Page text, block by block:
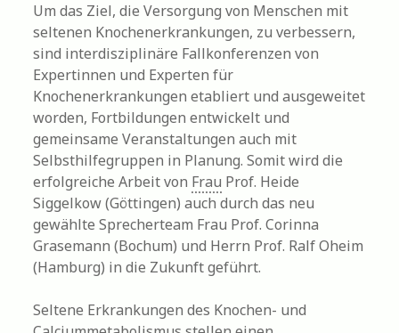
Um das Ziel, die Versorgung von Menschen mit
seltenen Knochenerkrankungen, zu verbessern,
sind interdisziplinäre Fallkonferenzen von
Expertinnen und Experten für
Knochenerkrankungen etabliert und ausgeweitet
worden, Fortbildungen entwickelt und
gemeinsame Veranstaltungen auch mit
Selbsthilfegruppen in Planung. Somit wird die
erfolgreiche Arbeit von Frau Prof. Heide
Siggelkow (Göttingen) auch durch das neu
gewählte Sprecherteam Frau Prof. Corinna
Grasemann (Bochum) und Herrn Prof. Ralf Oheim
(Hamburg) in die Zukunft geführt.
Seltene Erkrankungen des Knochen- und